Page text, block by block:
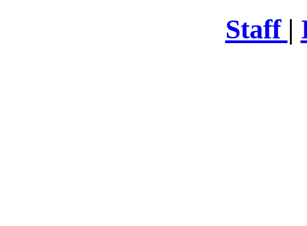
Staff |